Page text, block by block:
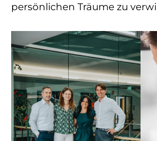
persönlichen Träume zu